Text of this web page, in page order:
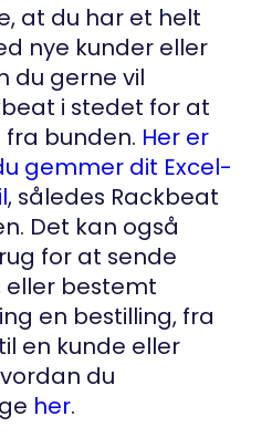
at du har et helt
nye kunder eller
du gerne vil
i stedet for at
bunden. Her er
gemmer dit Excel-
, således Rackbeat
Det kan også
for at sende
eller bestemt
en bestilling, fra
en kunde eller
du
her.